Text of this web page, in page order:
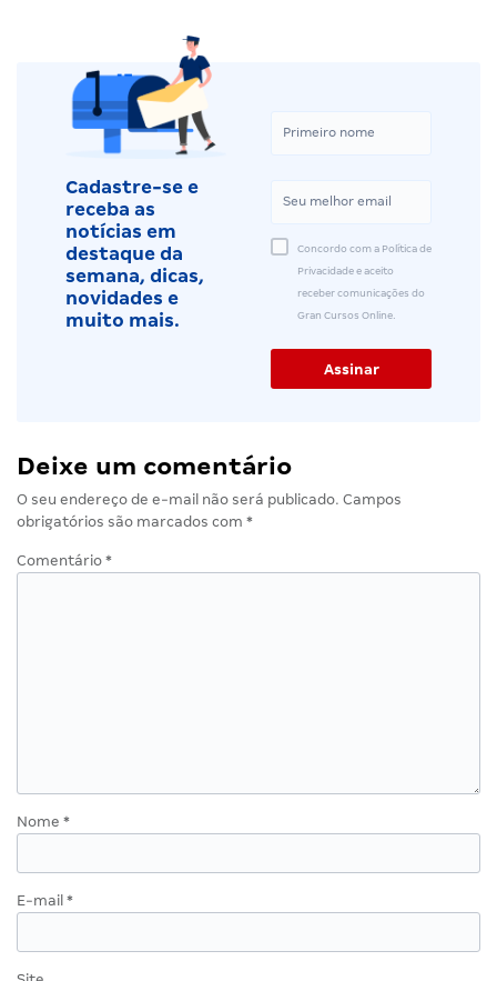
Cadastre-se e
receba as
notícias em
destaque da
semana, dicas,
novidades e
muito mais.
Concordo com a Política de
Privacidade e aceito
receber comunicações do
Gran Cursos Online.
Deixe um comentário
O seu endereço de e-mail não será publicado. Campos
obrigatórios são marcados com *
Comentário *
Nome *
E-mail *